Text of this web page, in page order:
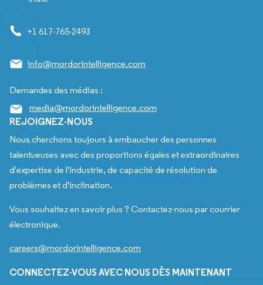
+1 617-765-2493
info@mordorintelligence.com
Demandes des médias :
media@mordorintelligence.com
REJOIGNEZ-NOUS
Nous cherchons toujours à embaucher des personnes
talentueuses avec des proportions égales et extraordinaires
d'expertise de l'industrie, de capacité de résolution de
problèmes et d'inclination.
Vous souhaitez en savoir plus ? Contactez-nous par courrier
électronique.
careers@mordorintelligence.com
CONNECTEZ-VOUS AVEC NOUS DÈS MAINTENANT